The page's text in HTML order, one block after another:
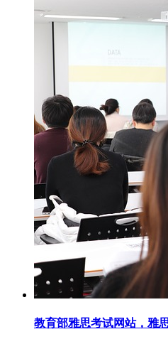
教育部雅思考试网站，雅